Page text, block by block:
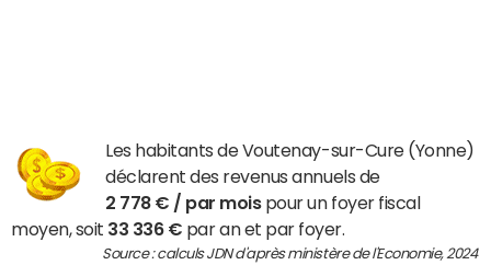
Les habitants de Voutenay-sur-Cure (Yonne)
déclarent des revenus annuels de
2 778 € / par moispour un foyer fiscal
moyen, soit 33 336 € par an et par foyer.
Source : calculs JDN d'après ministère de l'Economie, 2024